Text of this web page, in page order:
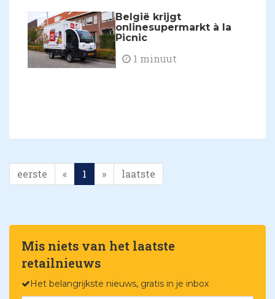
België krijgt
onlinesupermarkt à la
Picnic
1 minuut
eerste « 1 » laatste
Mis niets van het laatste
retailnieuws
Het belangrijkste nieuws, gratis in je inbox